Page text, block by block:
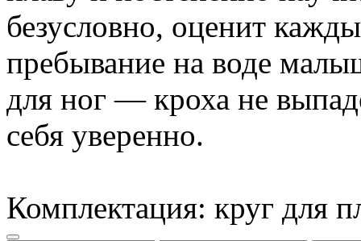
безусловно, оценит
пребывание на воде
для ног — кроха не
себя уверенно.
Комплектация: круг для